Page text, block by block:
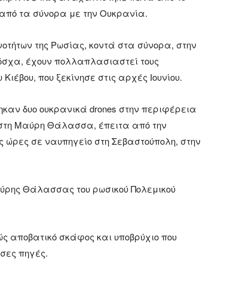
τα σύνορα με την Ουκρανία.
της Ρωσίας, κοντά στα σύνορα, στην
έχουν πολλαπλασιαστεί τους
που ξεκίνησε στις αρχές Ιουνίου.
δυο ουκρανικά drones στην περιφέρεια
στη Μαύρη Θάλασσα, έπειτα από την
ώρες σε ναυπηγείο στη Σεβαστούπολη, στην
Θάλασσας του ρωσικού Πολεμικού
αποβατικό σκάφος και υποβρύχιο που
πηγές.